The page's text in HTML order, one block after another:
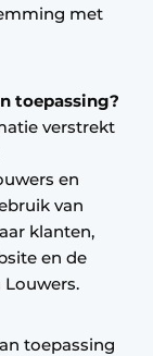
met
toepassing?
verstrekt
en
van
klanten,
en de
toepassing